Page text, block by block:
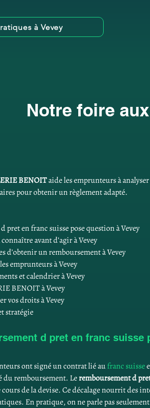
à Vevey
Notre foire
BENOIT aide les emprunteurs à
pour obtenir un règlement adapté.
pret en franc suisse pose question à Vevey
avant d’agir à Vevey
d’obtenir un remboursement à Vevey
emprunteurs à Vevey
et calendrier à Vevey
BENOIT à Vevey
vos droits à Vevey
stratégie
d pret en franc suisse
ont signé un contrat lié au franc suisse
du remboursement. Le remboursement d
cours de la devise. Ce décalage nourrit des
En pratique, on ne parle pas